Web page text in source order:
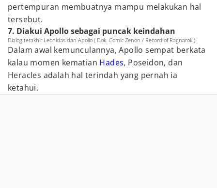
pertempuran membuatnya mampu melakukan hal
tersebut.
7. Diakui Apollo sebagai puncak keindahan
Dialog terakhir Leonidas dan Apollo ( Dok. Comic Zenon / Record of Ragnarok )
Dalam awal kemunculannya, Apollo sempat berkata
kalau momen kematian Hades, Poseidon, dan
Heracles adalah hal terindah yang pernah ia
ketahui.